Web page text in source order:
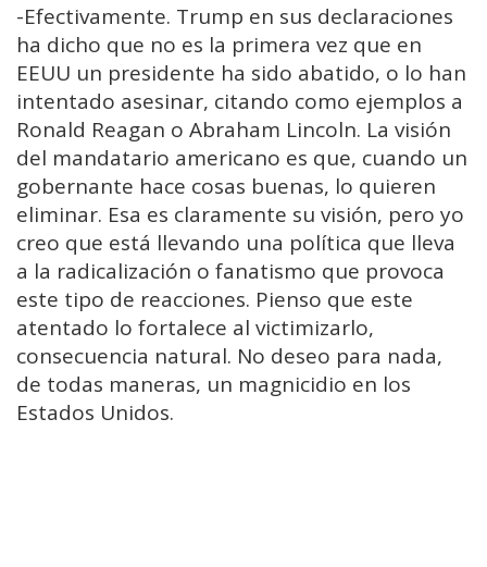
-Efectivamente. Trump en sus declaraciones
ha dicho que no es la primera vez que en
EEUU un presidente ha sido abatido, o lo han
intentado asesinar, citando como ejemplos a
Ronald Reagan o Abraham Lincoln. La visión
del mandatario americano es que, cuando un
gobernante hace cosas buenas, lo quieren
eliminar. Esa es claramente su visión, pero yo
creo que está llevando una política que lleva
a la radicalización o fanatismo que provoca
este tipo de reacciones. Pienso que este
atentado lo fortalece al victimizarlo,
consecuencia natural. No deseo para nada,
de todas maneras, un magnicidio en los
Estados Unidos.